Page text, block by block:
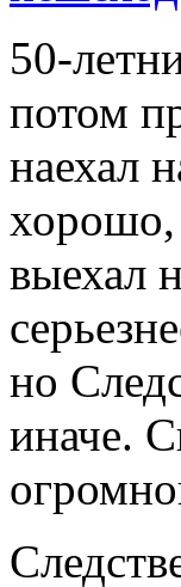
50-
потом
наехал
хорошо,
выехал
но
иначе.